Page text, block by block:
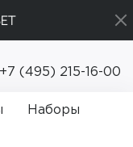
5 000₽
5 000₽
+7 (495) 215-16-00
Наборы